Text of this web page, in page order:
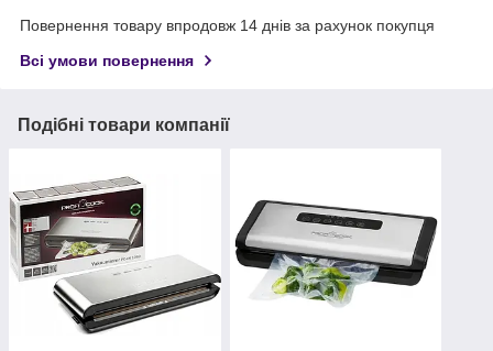
Повернення товару впродовж 14 днів за рахунок покупця
Всі умови повернення
Подібні товари компанії